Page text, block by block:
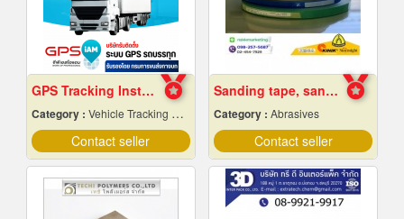
GPS Tracking Installation for Trucks.
Category : Vehicle Tracking System
Contact seller
Sanding tape, sandpaper
Category : Abrasives
Contact seller